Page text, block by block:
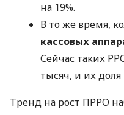
на 19%.
В то же время,
кассовых
Сейчас таких
тысяч, и их
Тренд на рост ПРРО